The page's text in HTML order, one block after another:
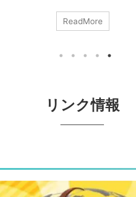
ReadMore
リンク情報